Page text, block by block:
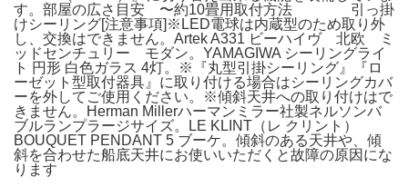
す。部屋の広さ目安 〜約10畳用取付方法 引っ掛
けシーリング[注意事項]※LED電球は内蔵型のため取り外
し、交換はできません。Artek A331 ビーハイヴ 北欧 ミ
ッドセンチュリー モダン。YAMAGIWA シーリングライ
ト 円形 白色ガラス 4灯。※『丸型引掛シーリング』『ロ
ーゼット型取付器具』に取り付ける場合はシーリングカバ
ーを外してご使用ください。※傾斜天井への取り付けはで
きません。Herman Millerハーマンミラー社製ネルソンバ
ブルランプラージサイズ。LE KLINT（レ クリント）
BOUQUET PENDANT 5 ブーケ。傾斜のある天井や、傾
斜を合わせた船底天井にお使いいただくと故障の原因にな
ります